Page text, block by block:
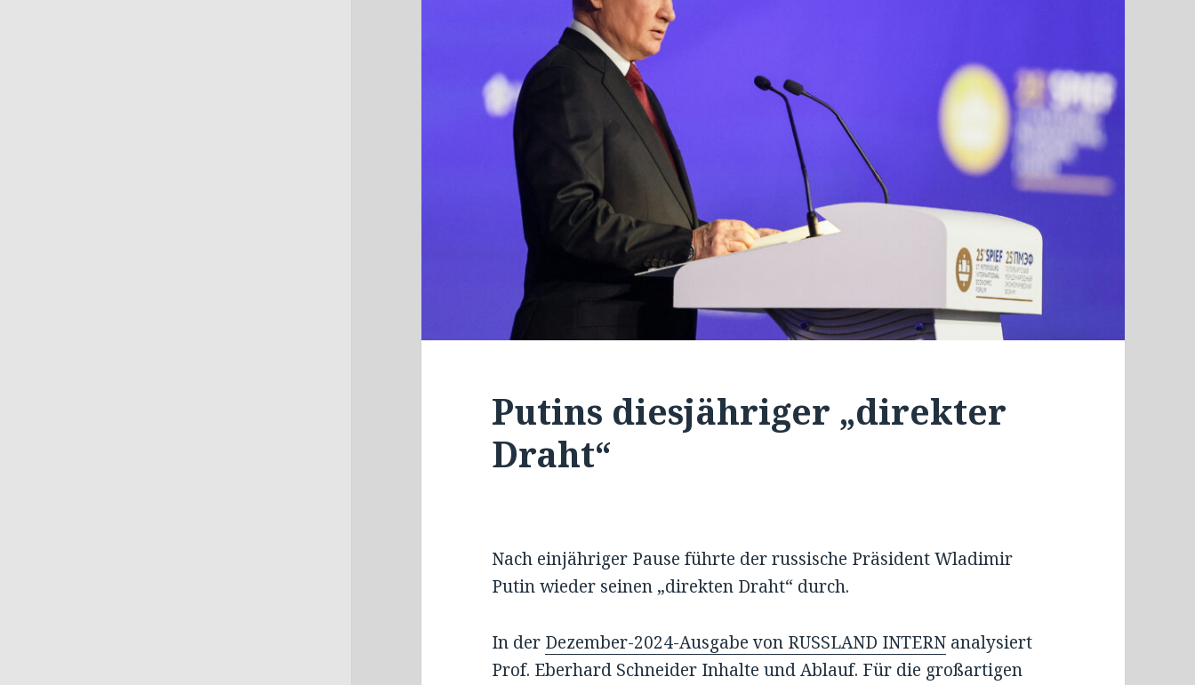
Putins diesjähriger „direkter
Draht“
Nach einjähriger Pause führte der russische Präsident Wladimir
Putin wieder seinen „direkten Draht“ durch.
In der Dezember-2024-Ausgabe von RUSSLAND INTERN analysiert
Prof. Eberhard Schneider Inhalte und Ablauf. Für die großartigen